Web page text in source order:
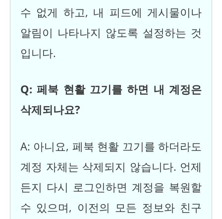
수 없게 하고, 내 피드에 게시물이나
알림이 나타나지 않도록 설정하는 것
입니다.
Q: 페북 현활 끄기를 하면 내 계정은
삭제되나요?
A: 아니요, 페북 현활 끄기를 하더라도
계정 자체는 삭제되지 않습니다. 언제
든지 다시 로그인하면 계정을 복원할
수 있으며, 이전의 모든 정보와 친구